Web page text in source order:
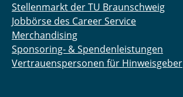
Stellenmarkt der TU Braunschweig
Jobbörse des Career Service
Merchandising
Sponsoring- & Spendenleistungen
Vertrauenspersonen für Hinweisgeber